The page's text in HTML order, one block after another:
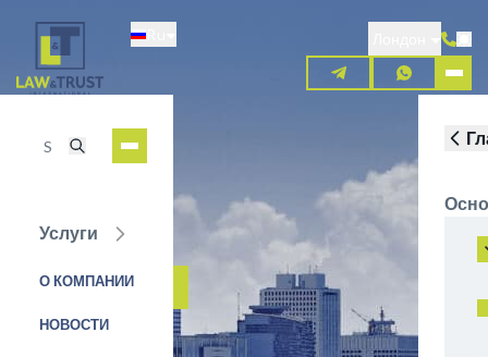
основному
содержанию
Услуги
О КОМПАНИИ
НОВОСТИ
Класс 31
ЗАЯВКА НА УСЛУГУ